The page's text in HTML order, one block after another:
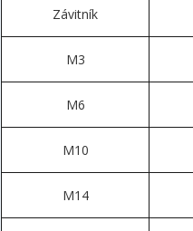
Závitník
M3
M6
M10
M14